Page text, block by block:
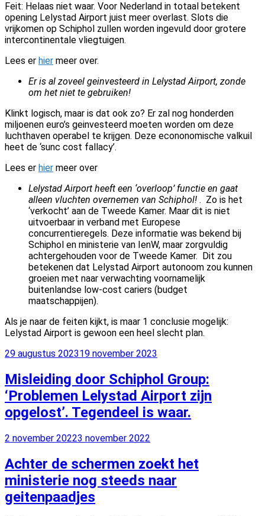
Feit: Helaas niet waar. Voor Nederland in totaal betekent
opening Lelystad Airport juist meer overlast. Slots die
vrijkomen op Schiphol zullen worden ingevuld door grotere
intercontinentale vliegtuigen.
Lees er hier meer over.
Er is al zoveel geinvesteerd in Lelystad Airport, zonde
om het niet te gebruiken!
Klinkt logisch, maar is dat ook zo? Er zal nog honderden
miljoenen euro’s geinvesteerd moeten worden om deze
luchthaven operabel te krijgen. Deze econonomische valkuil
heet de ‘sunc cost fallacy’.
Lees er hier meer over
Lelystad Airport heeft een ‘overloop’ functie en gaat
alleen vluchten overnemen van Schiphol! . Zo is het
‘verkocht’ aan de Tweede Kamer. Maar dit is niet
uitvoerbaar in verband met Europese
concurrentieregels. Deze informatie was bekend bij
Schiphol en ministerie van IenW, maar zorgvuldig
achtergehouden voor de Tweede Kamer. Dit zou
betekenen dat Lelystad Airport autonoom zou kunnen
groeien met naar verwachting voornamelijk
buitenlandse low-cost cariers (budget
maatschappijen).
Als je naar de feiten kijkt, is maar 1 conclusie mogelijk:
Lelystad Airport is gewoon een heel slecht plan.
Geplaatst
29 augustus 202319 november 2023
Misleiding door Schiphol Group:
‘Problemen Lelystad Airport zijn
opgelost’. Tegendeel is waar.
Geplaatst
2 november 20223 november 2022
Achter de schermen zoekt het
ministerie nog steeds naar
geitenpaadjes